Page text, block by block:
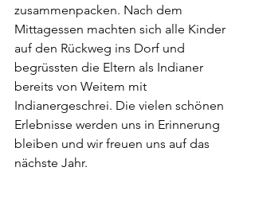
zusammenpacken. Nach dem
Mittagessen machten sich alle Kinder
auf den Rückweg ins Dorf und
begrüssten die Eltern als Indianer
bereits von Weitem mit
Indianergeschrei. Die vielen schönen
Erlebnisse werden uns in Erinnerung
bleiben und wir freuen uns auf das
nächste Jahr.